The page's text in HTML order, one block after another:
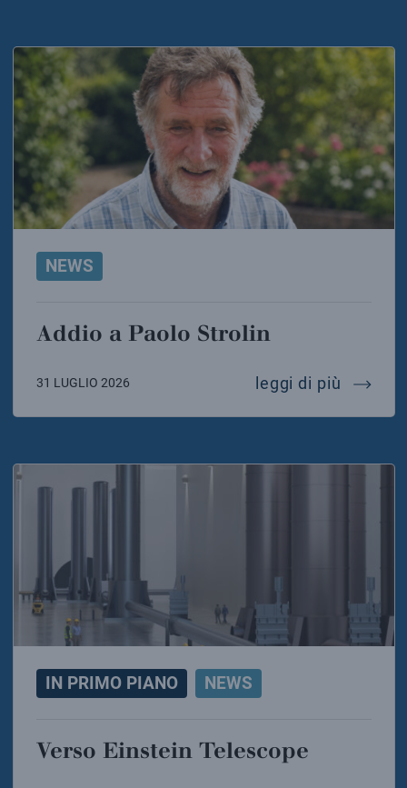
NEWS
Addio a Paolo Strolin
31 LUGLIO 2026 leggi di più addio
IN PRIMO PIANO NEWS
Verso Einstein Telescope